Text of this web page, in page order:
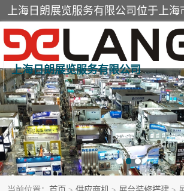
上海日朗展览服务有限公司
展台装修搭建 活动会
展厅装修 专柜制
展会装修设计 展会搭